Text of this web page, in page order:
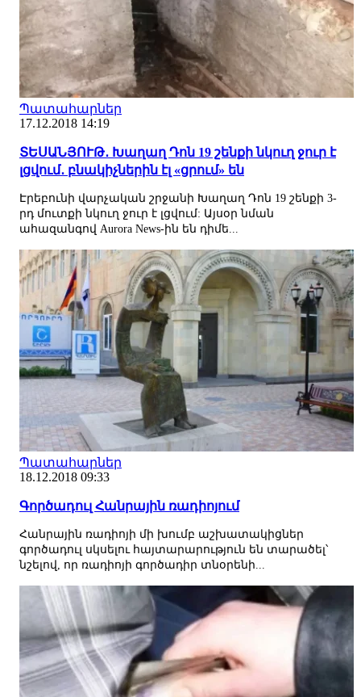
Պատահարներ
17.12.2018 14:19
ՏԵՍԱՆՅՈՒԹ․ Խաղաղ Դոն 19 շենքի նկուղ ջուր է
լցվում․ բնակիչներին էլ «ցրում» են
Էրեբունի վարչական շրջանի Խաղաղ Դոն 19 շենքի 3-
րդ մուտքի նկուղ ջուր է լցվում: Այսօր նման
ահազանգով Aurora News-ին են դիմե...
Պատահարներ
18.12.2018 09:33
Գործադուլ Հանրային ռադիոյում
Հանրային ռադիոյի մի խումբ աշխատակիցներ
գործադուլ սկսելու հայտարարություն են տարածել՝
նշելով, որ ռադիոյի գործադիր տնօրենի...